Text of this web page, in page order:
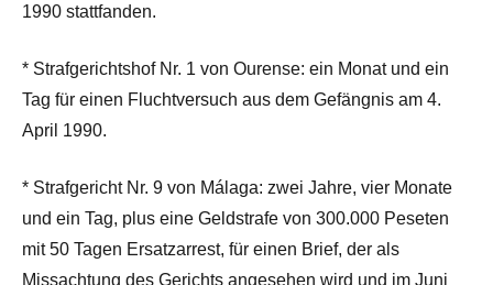
1990 stattfanden.
* Strafgerichtshof Nr. 1 von Ourense: ein Monat und ein
Tag für einen Fluchtversuch aus dem Gefängnis am 4.
April 1990.
* Strafgericht Nr. 9 von Málaga: zwei Jahre, vier Monate
und ein Tag, plus eine Geldstrafe von 300.000 Peseten
mit 50 Tagen Ersatzarrest, für einen Brief, der als
Missachtung des Gerichts angesehen wird und im Juni